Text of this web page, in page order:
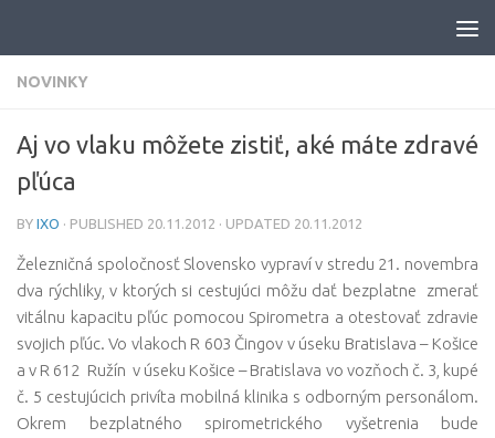
NOVINKY
Aj vo vlaku môžete zistiť, aké máte zdravé
pľúca
BY IXO · PUBLISHED 20.11.2012 · UPDATED 20.11.2012
Železničná spoločnosť Slovensko vypraví v stredu 21. novembra
dva rýchliky, v ktorých si cestujúci môžu dať bezplatne zmerať
vitálnu kapacitu pľúc pomocou Spirometra a otestovať zdravie
svojich pľúc. Vo vlakoch R 603 Čingov v úseku Bratislava – Košice
a v R 612 Ružín v úseku Košice – Bratislava vo vozňoch č. 3, kupé
č. 5 cestujúcich privíta mobilná klinika s odborným personálom.
Okrem bezplatného spirometrického vyšetrenia bude